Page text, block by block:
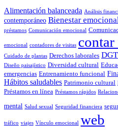
Alimentación balanceada Análisis
contemporáneo Bienestar emocional
préstamos Comunicación emocional
emocional contadores de visitas
Cuidado de plantas Derechos laborales DGT
Diseño paisajístico Diversidad cultural
emergencias Entrenamiento funcional
Hábitos saludables Patrimonio cultural
Préstamos en línea Préstamos rápidos
mental Salud sexual Seguridad financiera
tráfico viajes Vínculo emocional web